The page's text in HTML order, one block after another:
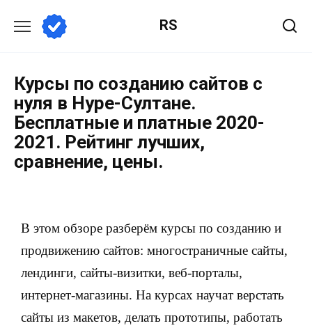
RS
Курсы по созданию сайтов с
нуля в Нуре-Султане.
Бесплатные и платные 2020-
2021. Рейтинг лучших,
сравнение, цены.
В этом обзоре разберём курсы по созданию и
продвижению сайтов: многостраничные сайты,
лендинги, сайты-визитки, веб-порталы,
интернет-магазины. На курсах научат верстать
сайты из макетов, делать прототипы, работать